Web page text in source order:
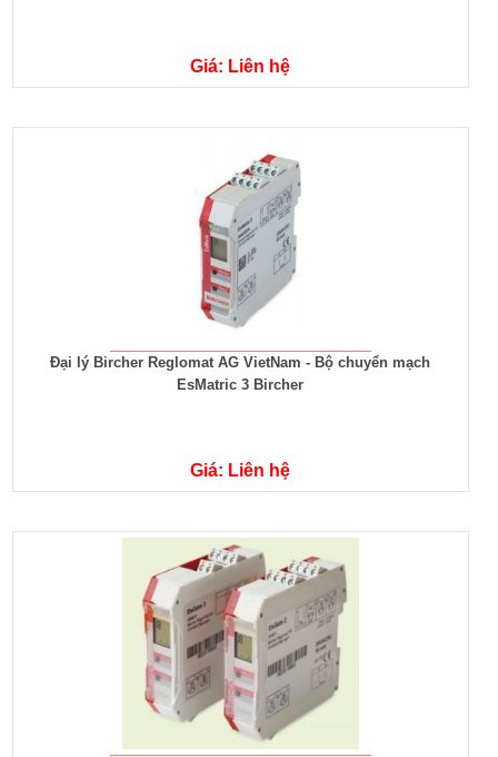
Giá: Liên hệ
Đại lý Bircher Reglomat AG VietNam - Bộ chuyển mạch
EsMatric 3 Bircher
Giá: Liên hệ